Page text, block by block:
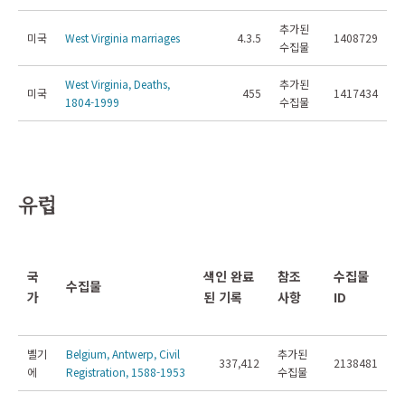
미국 West Virginia marriages 4.3.5
추가된
수집물
1408729
미국
West Virginia, Deaths,
1804-1999
455
추가된
수집물
1417434
유럽
국
가
수집물
색인 완료
된 기록
참조
사항
수집물
ID
벨기
에
Belgium, Antwerp, Civil
Registration, 1588-1953
337,412
추가된
수집물
2138481